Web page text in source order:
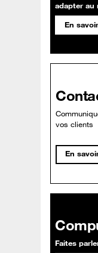
adapter au
En
vos clients
En
Faites